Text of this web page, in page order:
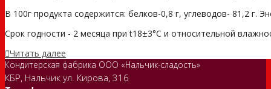
В 100г продукта содержится: белков-0,8 г, углеводов- 81,2 г.
Срок годности - 2 месяца при t18±3°С и относительной
Читать далее
Кондитерская фабрика ООО «Нальчик-сладость»
КБР, Нальчик ул. Кирова, 316